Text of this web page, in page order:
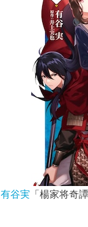
有谷実 「楊家将奇